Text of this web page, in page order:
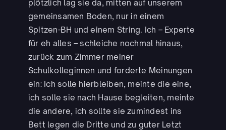
plötzlich lag sie da, mitten auf unserem
gemeinsamen Boden, nur in einem
Spitzen-BH und einem String. Ich – Experte
für eh alles – schleiche nochmal hinaus,
zurück zum Zimmer meiner
Schulkolleginnen und forderte Meinungen
ein: Ich solle hierbleiben, meinte die eine,
ich solle sie nach Hause begleiten, meinte
die andere, ich sollte sie zumindest ins
Bett legen die Dritte und zu guter Letzt